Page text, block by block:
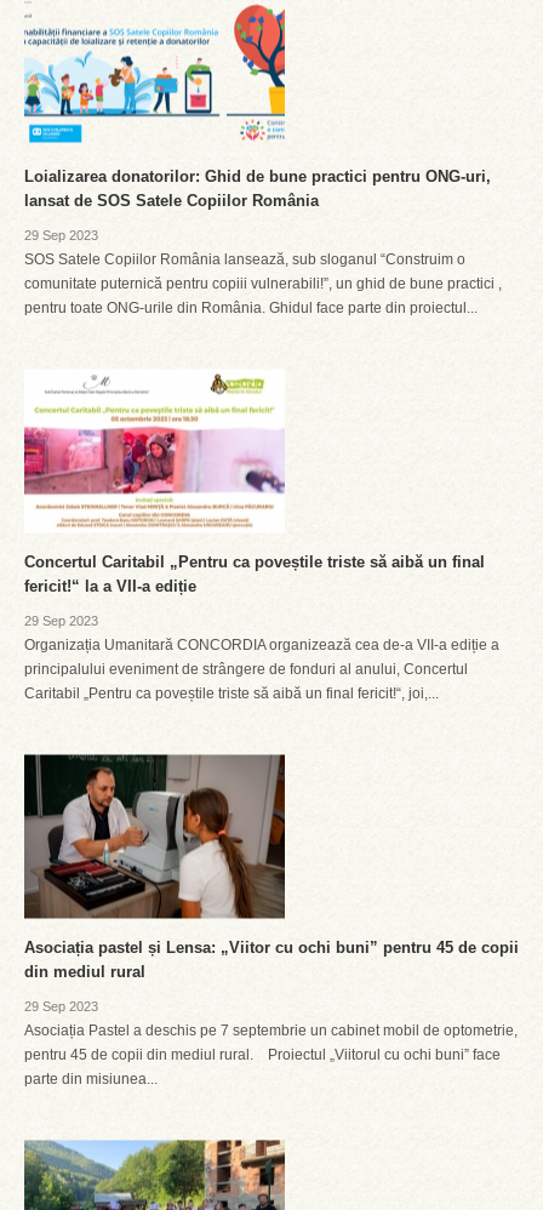
Loializarea donatorilor: Ghid de bune practici pentru ONG-uri,
lansat de SOS Satele Copiilor România
29 Sep 2023
SOS Satele Copiilor România lansează, sub sloganul “Construim o
comunitate puternică pentru copiii vulnerabili!”, un ghid de bune practici ,
pentru toate ONG-urile din România. Ghidul face parte din proiectul...
Concertul Caritabil „Pentru ca poveștile triste să aibă un final
fericit!“ la a VII-a ediție
29 Sep 2023
Organizația Umanitară CONCORDIA organizează cea de-a VII-a ediție a
principalului eveniment de strângere de fonduri al anului, Concertul
Caritabil „Pentru ca poveștile triste să aibă un final fericit!“, joi,...
Asociația pastel și Lensa: „Viitor cu ochi buni” pentru 45 de copii
din mediul rural
29 Sep 2023
Asociația Pastel a deschis pe 7 septembrie un cabinet mobil de optometrie,
pentru 45 de copii din mediul rural. Proiectul „Viitorul cu ochi buni” face
parte din misiunea...